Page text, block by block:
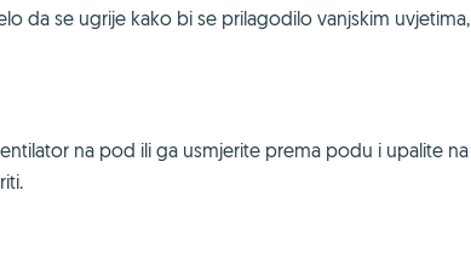
da se ugrije kako bi se prilagodilo vanjskim uvjetima,
na pod ili ga usmjerite prema podu i upalite na